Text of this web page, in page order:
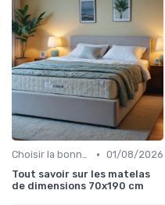
Choisir la bonne taille • 01/08/2026
Tout savoir sur les matelas
de dimensions 70x190 cm